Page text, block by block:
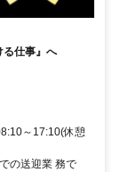
る仕事』へ
～17:10(休憩
の送迎業 務で